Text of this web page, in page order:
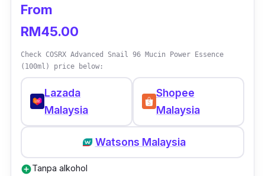
From
RM45.00
Check COSRX Advanced Snail 96 Mucin Power Essence
(100ml) price below:
Lazada
Malaysia
Shopee
Malaysia
Watsons Malaysia
add_circleTanpa alkohol